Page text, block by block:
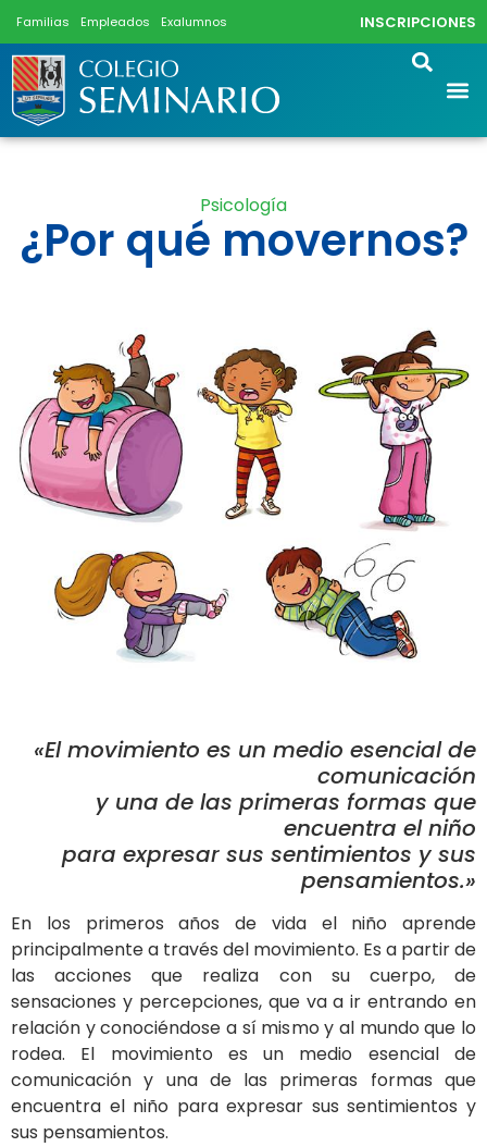
Familias Empleados Exalumnos INSCRIPCIONES
Psicología
¿Por qué movernos?
«El movimiento es un medio esencial de
comunicación
y una de las primeras formas que
encuentra el niño
para expresar sus sentimientos y sus
pensamientos.»
En los primeros años de vida el niño aprende
principalmente a través del movimiento. Es a partir de
las acciones que realiza con su cuerpo, de
sensaciones y percepciones, que va a ir entrando en
relación y conociéndose a sí mismo y al mundo que lo
rodea. El movimiento es un medio esencial de
comunicación y una de las primeras formas que
encuentra el niño para expresar sus sentimientos y
sus pensamientos.